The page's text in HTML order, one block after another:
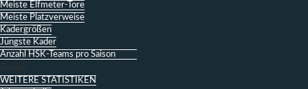
Meiste Elfmeter-Tore
Meiste Platzverweise
Kadergrößen
Jüngste Kader
Anzahl HSK-Teams pro Saison
Zurück
WEITERE STATISTIKEN